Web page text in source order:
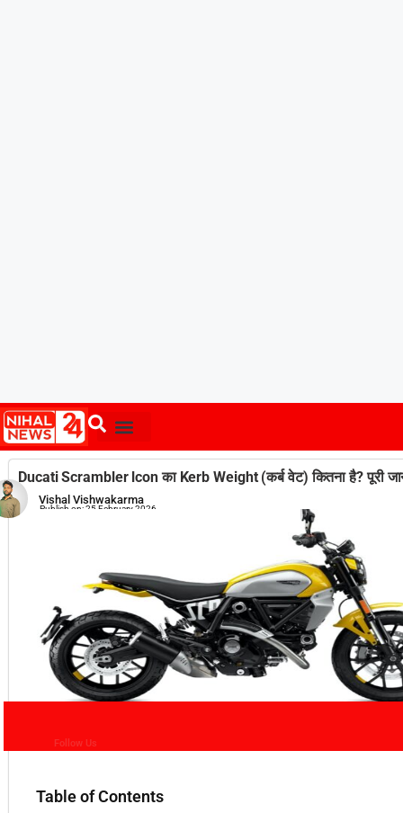
Ducati Scrambler lcon का Kerb Weight (कर्ब वेट) कितना है? पूरी
Vishal Vishwakarma
Publish on:25 February 2026
Follow Us
Table of Contents